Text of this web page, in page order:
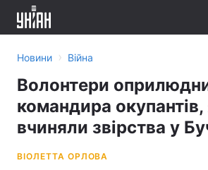
Новини › Війна
Волонтери
командира окупантів,
вчиняли звірства у
ВІОЛЕТТА ОРЛОВА